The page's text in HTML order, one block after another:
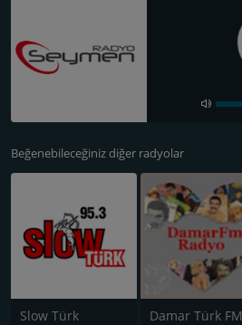
Beğenebileceğiniz diğer radyolar
Slow Türk Damar Türk FM